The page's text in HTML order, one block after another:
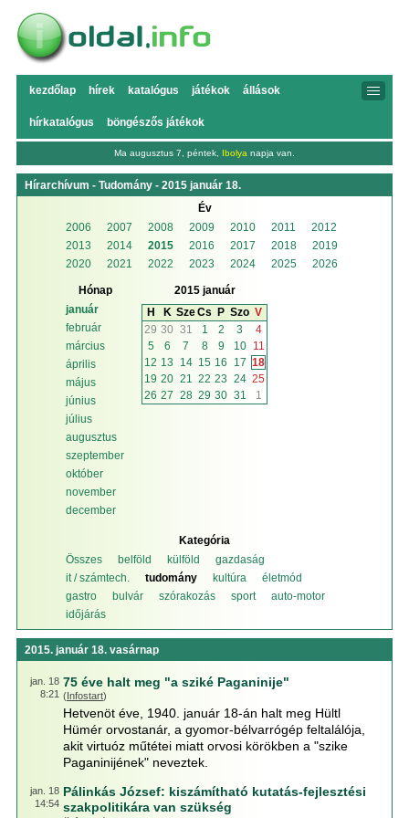
kezdőlap hírek katalógus játékok állások
hírkatalógus böngészős játékok
Ma augusztus 7, péntek, Ibolya napja van.
Hírarchívum - Tudomány - 2015 január 18.
Év
2006
2007 2008 2009 2010 2011
2012
2013
2014 2015 2016 2017 2018
2019
2020
2021 2022 2023 2024 2025 2026
Hónap
január
február
március
április
május
június
július
augusztus
szeptember
október
november
december
2015 január
H
K SzeCs P Szo V
29 30 31 1 2 3
4
5
6 7 8 9 10
11
12 13 14 15 16 17 18
19 20 21 22 23 24 25
26 27 28 29 30 31 1
Kategória
Összes
belföld külföld
gazdaság
it / számtech.
tudomány kultúra
életmód
gastro
bulvár szórakozás sport
auto-motor
időjárás
2015. január 18. vasárnap
jan. 18
8:21
75 éve halt meg "a sziké Paganinije"
(Infostart)
Hetvenöt éve, 1940. január 18-án halt meg Hültl
Hümér orvostanár, a gyomor-bélvarrógép feltalálója,
akit virtuóz műtétei miatt orvosi körökben a "szike
Paganinijének" neveztek.
jan. 18
14:54
Pálinkás József: kiszámítható kutatás-fejlesztési
szakpolitikára van szükség